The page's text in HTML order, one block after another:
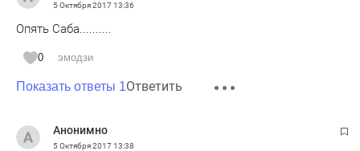
5 Октября 201713:36
Опять Саба..........
0 эмодзи
Показать ответы 1Ответить
Анонимно
5 Октября 201713:38